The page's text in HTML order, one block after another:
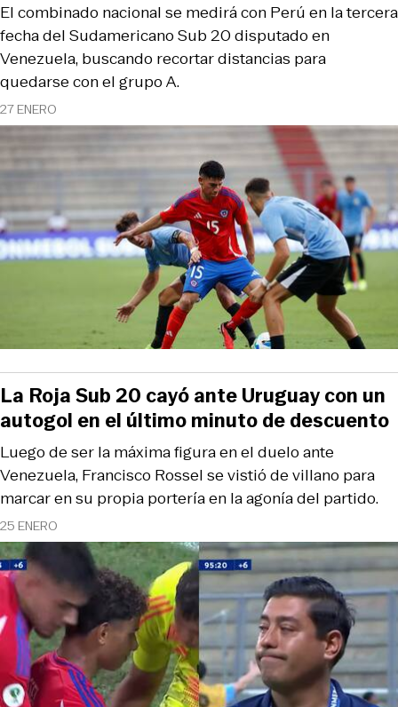
27 ENERO
El combinado nacional se medirá con Perú en la tercera
fecha del Sudamericano Sub 20 disputado en
Venezuela, buscando recortar distancias para
quedarse con el grupo A.
25 ENERO
Luego de ser la máxima figura en el duelo ante
Venezuela, Francisco Rossel se vistió de villano para
marcar en su propia portería en la agonía del partido.
La Roja Sub 20 cayó ante Uruguay con un
autogol en el último minuto de descuento